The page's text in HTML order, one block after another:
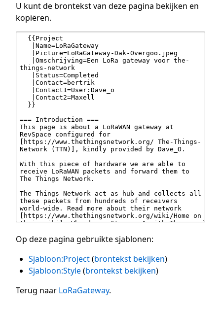
U kunt de brontekst van deze pagina bekijken en
kopiëren.
Op deze pagina gebruikte sjablonen:
Sjabloon:Project(brontekst bekijken)
Sjabloon:Style(brontekst bekijken)
Terug naar LoRaGateway.